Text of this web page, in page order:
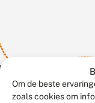
Om de beste
zoals cookies om